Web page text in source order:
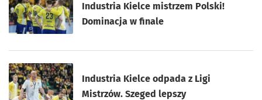
Industria Kielce mistrzem Polski!
Dominacja w finale
Industria Kielce odpada z Ligi
Mistrzów. Szeged lepszy